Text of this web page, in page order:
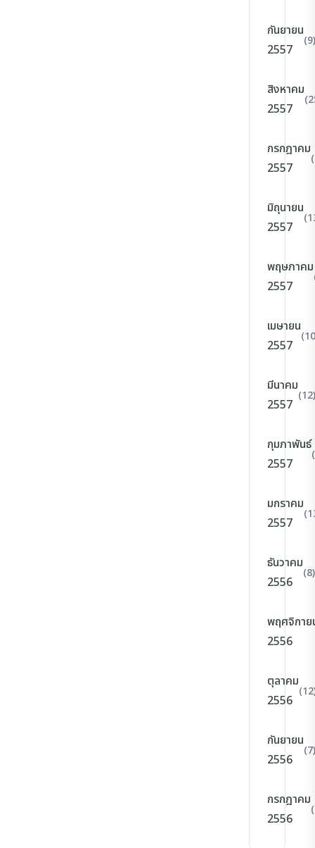
กันยายน
2557
(9)
สิงหาคม
2557
กรกฎาคม
2557
มิถุนายน
2557
พฤษภาคม
2557
เมษายน
2557
มีนาคม
2557
(12)
กุมภาพันธ์
2557
มกราคม
2557
ธันวาคม
2556
(8)
พฤศจิกาย
2556
ตุลาคม
2556
กันยายน
2556
(7)
กรกฎาคม
2556